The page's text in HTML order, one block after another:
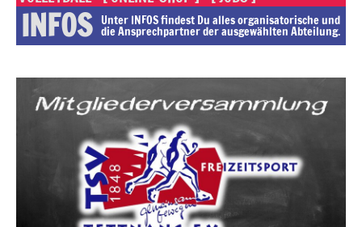
INFOS Unter INFOS findest Du alles or­ga­ni­sa­to­rische und
die An­sprech­part­ner der ausgewählten Abteilung.